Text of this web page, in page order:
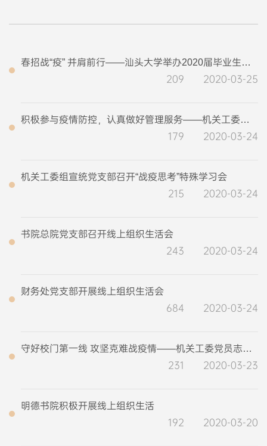
春招战“疫” 并肩前行——汕头大学举办2020届毕业生春季空中双选会
209 2020-03-25
积极参与疫情防控，认真做好管理服务——机关工委研究生院教工支部召开线上组织生活会
179 2020-03-24
机关工委组宣统党支部召开“战疫思考”特殊学习会
215 2020-03-24
书院总院党支部召开线上组织生活会
243 2020-03-24
财务处党支部开展线上组织生活会
684 2020-03-24
守好校门第一线 攻坚克难战疫情——机关工委党员志愿者协助校医护人员设卡防疫
231 2020-03-23
明德书院积极开展线上组织生活
192 2020-03-20